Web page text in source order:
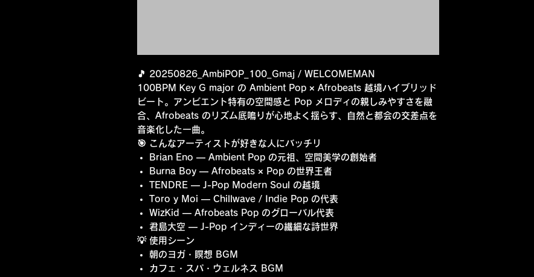
🎵 20250826_AmbiPOP_100_Gmaj / WELCOMEMAN
100BPM Key G major の Ambient Pop × Afrobeats 越境ハイブリッド
ビート。アンビエント特有の空間感と Pop メロディの親しみやすさを融
合、Afrobeats のリズム底鳴りが心地よく揺らす、自然と都会の交差点を
音楽化した一曲。
🎯 こんなアーティストが好きな人にバッチリ
Brian Eno — Ambient Pop の元祖、空間美学の創始者
Burna Boy — Afrobeats × Pop の世界王者
TENDRE — J-Pop Modern Soul の越境
Toro y Moi — Chillwave / Indie Pop の代表
WizKid — Afrobeats Pop のグローバル代表
君島大空 — J-Pop インディーの繊細な詩世界
💡 使用シーン
朝のヨガ・瞑想 BGM
カフェ・スパ・ウェルネス BGM